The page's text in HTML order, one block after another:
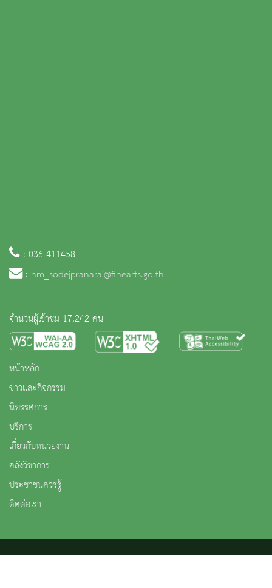
: 036-411458
: nm_sodejpranarai@finearts.go.th
จำนวนผู้เข้าชม 17,242 คน
หน้าหลัก
ข่าวและกิจกรรม
นิทรรศการ
บริการ
เกี่ยวกับหน่วยงาน
คลังวิชาการ
ประชาชนควรรู้
ติดต่อเรา